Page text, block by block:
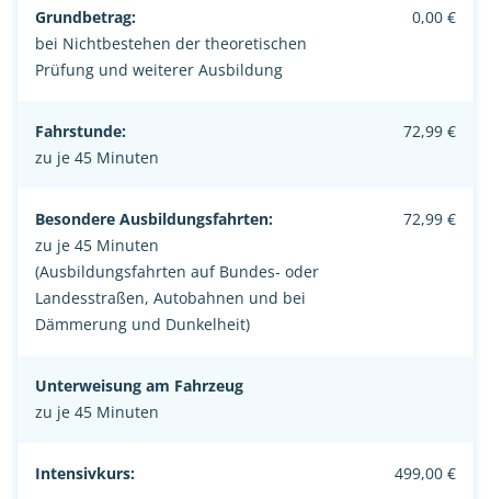
Grundbetrag:
bei Nichtbestehen der theoretischen
Prüfung und weiterer Ausbildung
0,00 €
Fahrstunde:
zu je 45 Minuten
72,99 €
Besondere Ausbildungsfahrten:
zu je 45 Minuten
(Ausbildungsfahrten auf Bundes- oder
Landesstraßen, Autobahnen und bei
Dämmerung und Dunkelheit)
72,99 €
Unterweisung am Fahrzeug
zu je 45 Minuten
Intensivkurs: 499,00 €